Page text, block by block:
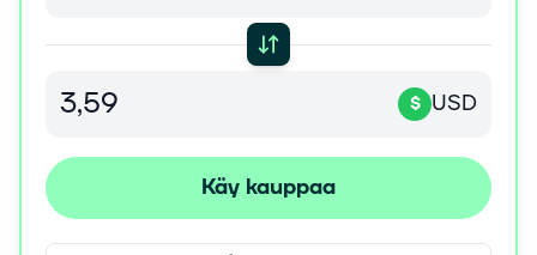
$ USD
Käy kauppaa